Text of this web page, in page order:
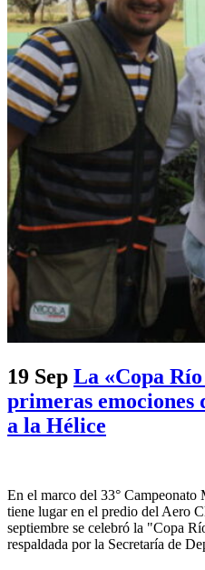
19 Sep La «Copa
primeras
a la Hélice
En el marco del 33°
tiene lugar en el predio del Aero
septiembre se celebró la "Copa
respaldada por la Secretaría de